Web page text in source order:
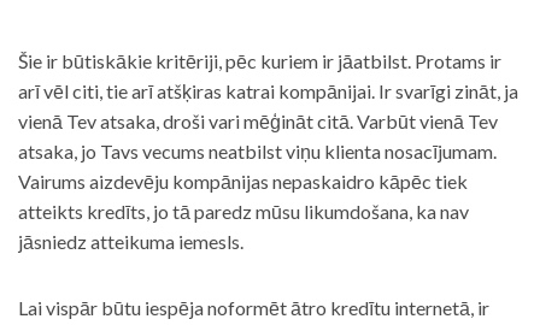
Šie ir būtiskākie kritēriji, pēc kuriem ir jāatbilst. Protams ir
arī vēl citi, tie arī atšķiras katrai kompānijai. Ir svarīgi zināt, ja
vienā Tev atsaka, droši vari mēģināt citā. Varbūt vienā Tev
atsaka, jo Tavs vecums neatbilst viņu klienta nosacījumam.
Vairums aizdevēju kompānijas nepaskaidro kāpēc tiek
atteikts kredīts, jo tā paredz mūsu likumdošana, ka nav
jāsniedz atteikuma iemesls.
Lai vispār būtu iespēja noformēt ātro kredītu internetā, ir